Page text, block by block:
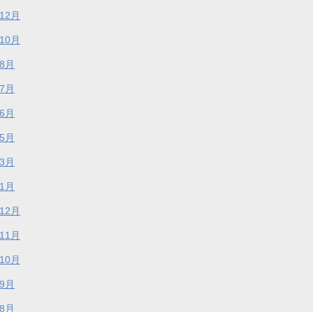
月
月
月
月
月
月
月
月
月
月
月
月
月